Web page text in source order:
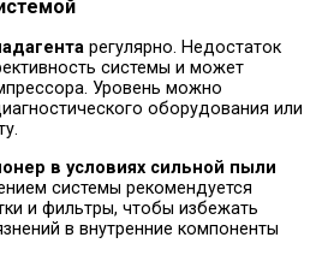
регулярно. Недостаток
системы и может
Уровень можно
оборудования или
в условиях сильной пыли
системы рекомендуется
и фильтры, чтобы избежать
в внутренние компоненты